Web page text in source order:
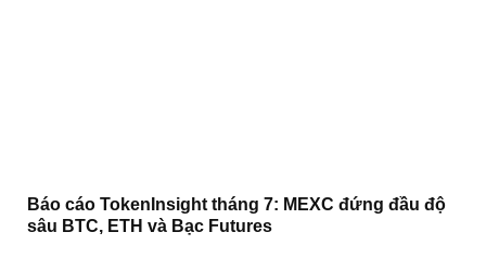
Báo cáo TokenInsight tháng 7: MEXC đứng đầu độ
sâu BTC, ETH và Bạc Futures